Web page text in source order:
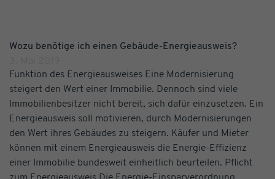
Wozu benötige ich einen Gebäude-Energieausweis?
Funktion des Energieausweises Eine Modernisierung
steigert den Wert einer Immobilie. Dennoch sind viele
Immobilienbesitzer nicht bereit, sich dafür einzusetzen. Ein
Energieausweis soll motivieren, durch Modernisierungen
den Wert ihres Gebäudes zu steigern. Käufer und Mieter
können mit einem Energieausweis die Energie-Effizienz
einer Immobilie bundesweit einheitlich beurteilen. Pflicht